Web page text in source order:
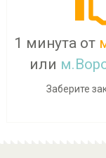
1 минута от
или
Заберите